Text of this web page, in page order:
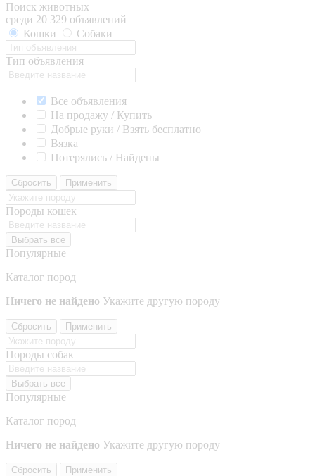
Поиск животных
среди 20 329 объявлений
Кошки
Собаки
Тип объявления
Все объявления
На продажу / Купить
Добрые руки / Взять бесплатно
Вязка
Потерялись / Найдены
Сбросить Применить
Породы кошек
Выбрать все
Популярные
Каталог пород
Ничего не найдено Укажите другую породу
Сбросить Применить
Породы собак
Выбрать все
Популярные
Каталог пород
Ничего не найдено Укажите другую породу
Сбросить Применить